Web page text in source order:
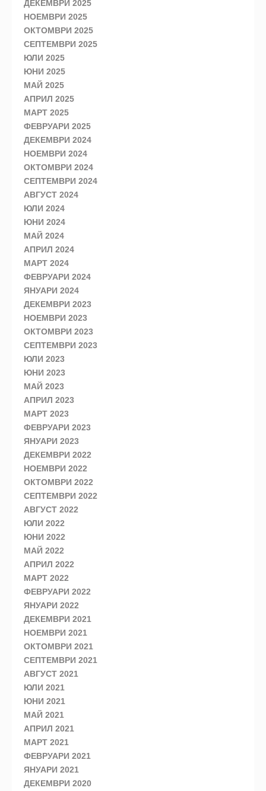
ДЕКЕМВРИ 2025
НОЕМВРИ 2025
ОКТОМВРИ 2025
СЕПТЕМВРИ 2025
ЮЛИ 2025
ЮНИ 2025
МАЙ 2025
АПРИЛ 2025
МАРТ 2025
ФЕВРУАРИ 2025
ДЕКЕМВРИ 2024
НОЕМВРИ 2024
ОКТОМВРИ 2024
СЕПТЕМВРИ 2024
АВГУСТ 2024
ЮЛИ 2024
ЮНИ 2024
МАЙ 2024
АПРИЛ 2024
МАРТ 2024
ФЕВРУАРИ 2024
ЯНУАРИ 2024
ДЕКЕМВРИ 2023
НОЕМВРИ 2023
ОКТОМВРИ 2023
СЕПТЕМВРИ 2023
ЮЛИ 2023
ЮНИ 2023
МАЙ 2023
АПРИЛ 2023
МАРТ 2023
ФЕВРУАРИ 2023
ЯНУАРИ 2023
ДЕКЕМВРИ 2022
НОЕМВРИ 2022
ОКТОМВРИ 2022
СЕПТЕМВРИ 2022
АВГУСТ 2022
ЮЛИ 2022
ЮНИ 2022
МАЙ 2022
АПРИЛ 2022
МАРТ 2022
ФЕВРУАРИ 2022
ЯНУАРИ 2022
ДЕКЕМВРИ 2021
НОЕМВРИ 2021
ОКТОМВРИ 2021
СЕПТЕМВРИ 2021
АВГУСТ 2021
ЮЛИ 2021
ЮНИ 2021
МАЙ 2021
АПРИЛ 2021
МАРТ 2021
ФЕВРУАРИ 2021
ЯНУАРИ 2021
ДЕКЕМВРИ 2020